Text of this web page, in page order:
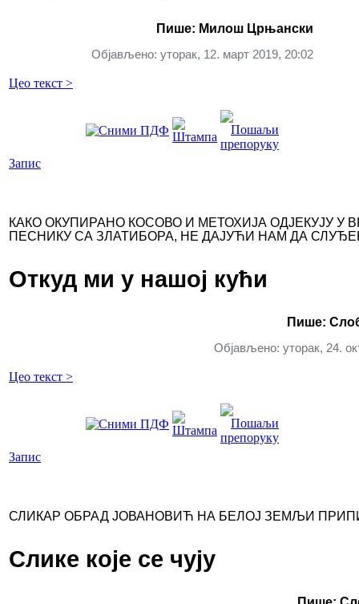
Пише: Милош Црњански
Објављено: уторак, 12. март 2019, 20:02
Цео текст >
Запис
КАКО ОКУПИРАНО КОСОВО И МЕТОХИЈА ОДЈЕКУЈУ У
ПЕСНИКУ СА ЗЛАТИБОРА, НЕ ДАЈУЋИ НАМ ДА
Откуд ми у нашој кући
Пише:
Објављено: уторак, 24.
Цео текст >
Запис
СЛИКАР ОБРАД ЈОВАНОВИЋ НА БЕЛОЈ ЗЕМЉИ
Слике које се чују